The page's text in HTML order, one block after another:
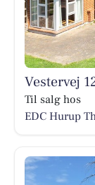
Vestervej
Til salg hos
EDC Hurup